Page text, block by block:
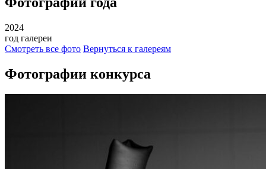
2024
год галереи
Смотреть все фото Вернуться к галереям
Фотографии конкурса